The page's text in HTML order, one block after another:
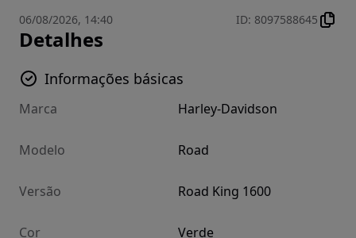
06/08/2026, 14:40 ID: 8097588645
Detalhes
Informações básicas
Marca Harley-Davidson
Modelo Road
Versão Road King 1600
Cor Verde